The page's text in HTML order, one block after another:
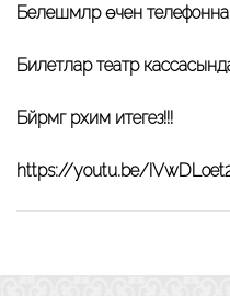
Белешмәләр өчен
Билетлар театр
Бәйрәмгә рәхим итегез!!!
https://youtu.be/